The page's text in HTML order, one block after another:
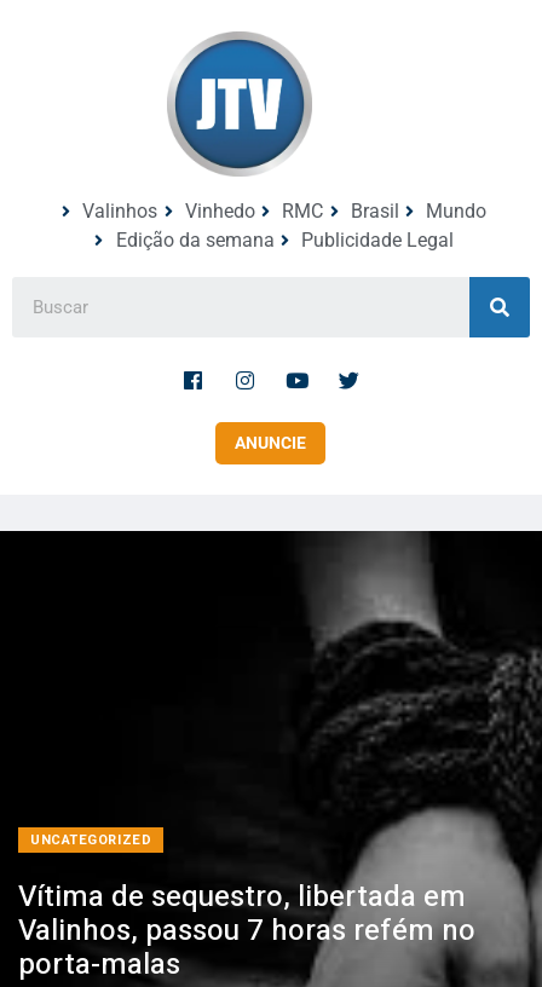
Valinhos Vinhedo RMC Brasil
Mundo
Edição da semana
Publicidade Legal
ANUNCIE
UNCATEGORIZED
Vítima de sequestro, libertada em
Valinhos, passou 7 horas refém no
porta-malas